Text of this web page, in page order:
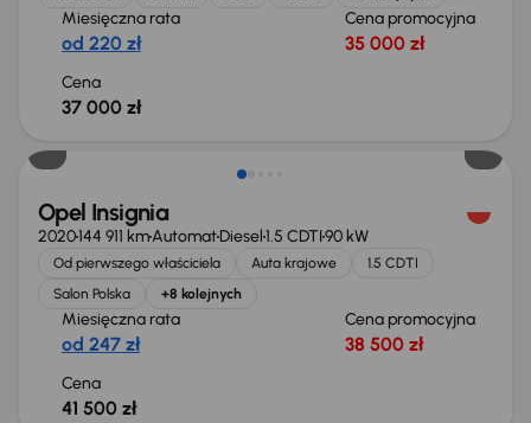
Miesięczna rata
od 220 zł
Cena promocyjna
35 000 zł
Cena
37 000 zł
Opel Insignia
2020144 911 kmAutomatDiesel1.5 CDTI90 kW
Od pierwszego właściciela Auta krajowe
1.5 CDTI
Salon Polska
+8 kolejnych
Miesięczna rata
od 247 zł
Cena promocyjna
38 500 zł
Cena
41 500 zł